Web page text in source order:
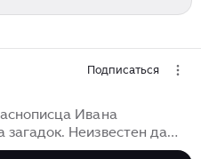
Подписаться
Ивана
Неизвестен даже
1768 или 1769. Но